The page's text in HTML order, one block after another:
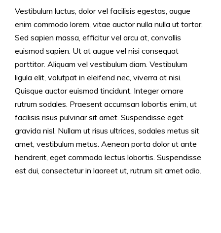
Vestibulum luctus, dolor vel facilisis egestas, augue
enim commodo lorem, vitae auctor nulla nulla ut tortor.
Sed sapien massa, efficitur vel arcu at, convallis
euismod sapien. Ut at augue vel nisi consequat
porttitor. Aliquam vel vestibulum diam. Vestibulum
ligula elit, volutpat in eleifend nec, viverra at nisi.
Quisque auctor euismod tincidunt. Integer ornare
rutrum sodales. Praesent accumsan lobortis enim, ut
facilisis risus pulvinar sit amet. Suspendisse eget
gravida nisl. Nullam ut risus ultrices, sodales metus sit
amet, vestibulum metus. Aenean porta dolor ut ante
hendrerit, eget commodo lectus lobortis. Suspendisse
est dui, consectetur in laoreet ut, rutrum sit amet odio.